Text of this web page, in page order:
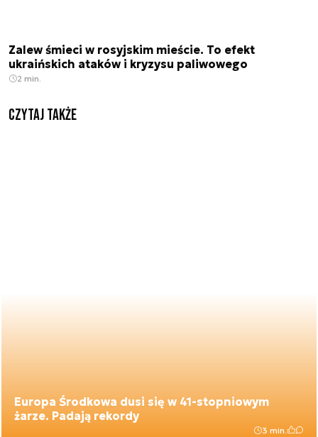
Zalew śmieci w rosyjskim mieście. To efekt
ukraińskich ataków i kryzysu paliwowego
2 min.
Czytaj także
Europa Środkowa dusi się w 41-stopniowym
żarze. Padają rekordy
3 min.